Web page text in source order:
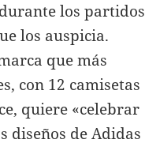
los partidos
los auspicia.
que más
con 12 camisetas
quiere «celebrar
diseños de Adidas